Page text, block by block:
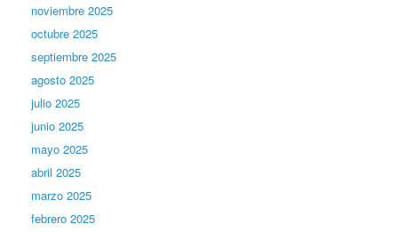
noviembre 2025
octubre 2025
septiembre 2025
agosto 2025
julio 2025
junio 2025
mayo 2025
abril 2025
marzo 2025
febrero 2025